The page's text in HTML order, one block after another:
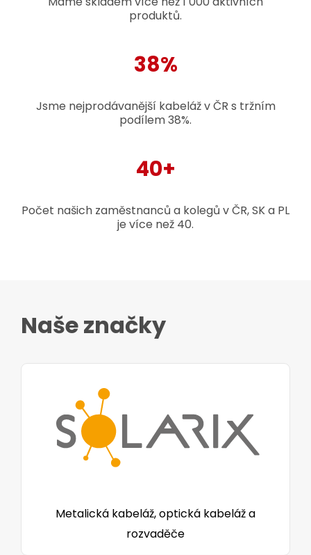
produktů.
38%
Jsme nejprodávanější kabeláž v ČR s tržním
podílem 38%.
40+
Počet našich zaměstnanců a kolegů v ČR, SK a PL
je více než 40.
Naše značky
Metalická kabeláž, optická kabeláž a
rozvaděče